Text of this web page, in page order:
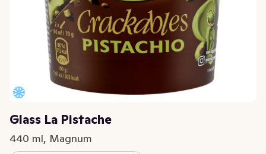
Glass La Pistache
440 ml, Magnum